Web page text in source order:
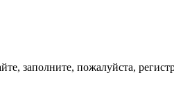
заполните, пожалуйста,